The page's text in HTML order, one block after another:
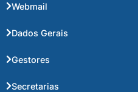
Webmail
Dados Gerais
Gestores
Secretarias